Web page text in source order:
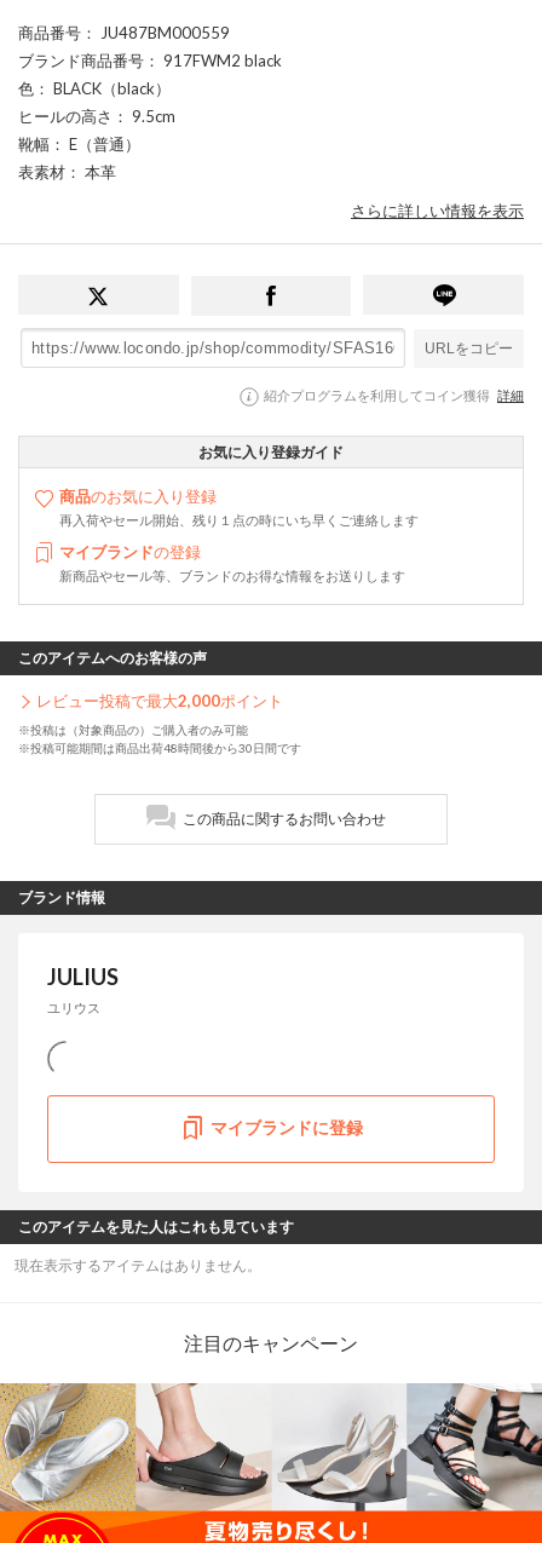
商品番号 ： JU487BM000559
ブランド商品番号 ： 917FWM2 black
色 ： BLACK（black）
ヒールの高さ ： 9.5cm
靴幅 ： E（普通）
表素材 ： 本革
さらに詳しい情報を表示
URLをコピー
紹介プログラムを利用してコイン獲得 詳細
お気に入り登録ガイド
商品のお気に入り登録
再入荷やセール開始、残り１点の時にいち早くご連絡します
マイブランドの登録
新商品やセール等、ブランドのお得な情報をお送りします
このアイテムへのお客様の声
レビュー投稿で最大2,000ポイント
※投稿は（対象商品の）ご購入者のみ可能
※投稿可能期間は商品出荷48時間後から30日間です
この商品に関するお問い合わせ
ブランド情報
JULIUS
ユリウス
マイブランドに登録
このアイテムを見た人はこれも見ています
現在表示するアイテムはありません。
注目のキャンペーン